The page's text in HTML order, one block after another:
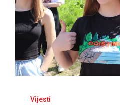
Vijesti